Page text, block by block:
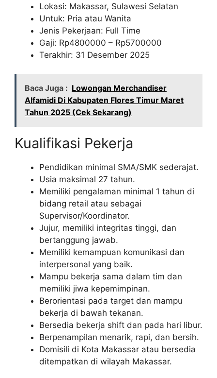
Lokasi: Makassar, Sulawesi Selatan
Untuk: Pria atau Wanita
Jenis Pekerjaan: Full Time
Gaji: Rp4800000 – Rp5700000
Terakhir: 31 Desember 2025
Baca Juga : Lowongan Merchandiser
Alfamidi Di Kabupaten Flores Timur Maret
Tahun 2025 (Cek Sekarang)
Kualifikasi Pekerja
Pendidikan minimal SMA/SMK sederajat.
Usia maksimal 27 tahun.
Memiliki pengalaman minimal 1 tahun di
bidang retail atau sebagai
Supervisor/Koordinator.
Jujur, memiliki integritas tinggi, dan
bertanggung jawab.
Memiliki kemampuan komunikasi dan
interpersonal yang baik.
Mampu bekerja sama dalam tim dan
memiliki jiwa kepemimpinan.
Berorientasi pada target dan mampu
bekerja di bawah tekanan.
Bersedia bekerja shift dan pada hari libur.
Berpenampilan menarik, rapi, dan bersih.
Domisili di Kota Makassar atau bersedia
ditempatkan di wilayah Makassar.